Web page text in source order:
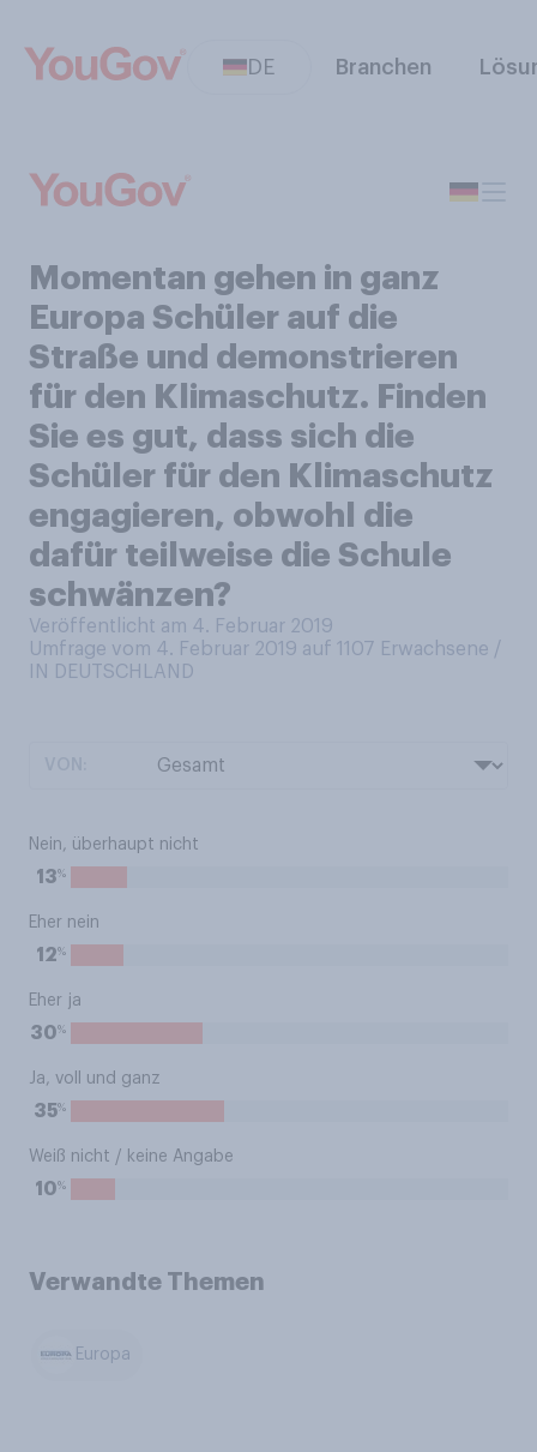
DE Branchen
Momentan gehen in ganz
Europa Schüler auf die
Straße und demonstrieren
für den Klimaschutz. Finden
Sie es gut, dass sich die
Schüler für den Klimaschutz
engagieren, obwohl die
dafür teilweise die Schule
schwänzen?
Veröffentlicht am 4. Februar 2019
Umfrage vom 4. Februar 2019 auf 1107 Erwachsene /
IN DEUTSCHLAND
Nein, überhaupt nicht
13%
Eher nein
12%
Eher ja
30%
Ja, voll und ganz
35%
Weiß nicht / keine Angabe
10%
Verwandte Themen
Europa